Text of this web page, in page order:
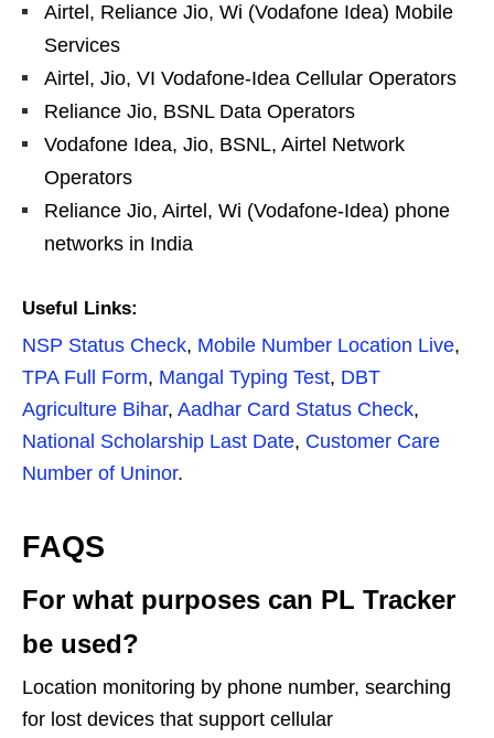
Airtel, Reliance Jio, Wi (Vodafone Idea) Mobile
Services
Airtel, Jio, VI Vodafone-Idea Cellular Operators
Reliance Jio, BSNL Data Operators
Vodafone Idea, Jio, BSNL, Airtel Network
Operators
Reliance Jio, Airtel, Wi (Vodafone-Idea) phone
networks in India
Useful Links:
NSP Status Check, Mobile Number Location Live,
TPA Full Form, Mangal Typing Test, DBT
Agriculture Bihar, Aadhar Card Status Check,
National Scholarship Last Date, Customer Care
Number of Uninor.
FAQS
For what purposes can PL Tracker
be used?
Location monitoring by phone number, searching
for lost devices that support cellular